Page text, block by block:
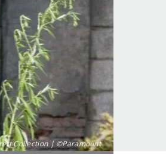
Collection | ©Paramount